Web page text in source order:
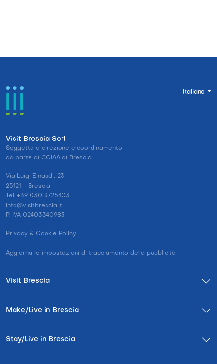
Italiano
Visit Brescia Scrl
Soggetta a direzione e coordinamento
da parte di CCIAA di Brescia
Via Luigi Einaudi, 23
25121 - Brescia
Tel. +39 030 3725403
info@visitbrescia.it
P. IVA 02403340983
Privacy & Cookie Policy
Aggiorna le impostazioni di tracciamento della pubblicità
Visit Brescia
Make/Live in Brescia
Stay/Live in Brescia